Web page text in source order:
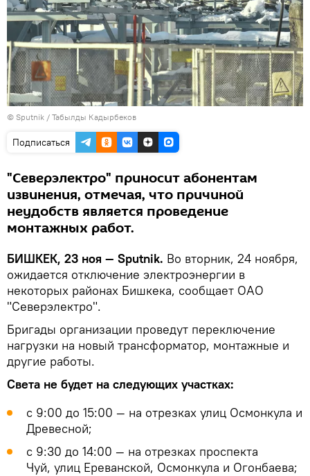
© Sputnik / Табылды Кадырбеков
Подписаться
"Северэлектро" приносит абонентам
извинения, отмечая, что причиной
неудобств является проведение
монтажных работ.
БИШКЕК, 23 ноя — Sputnik. Во вторник, 24 ноября,
ожидается отключение электроэнергии в
некоторых районах Бишкека, сообщает ОАО
"Северэлектро".
Бригады организации проведут переключение
нагрузки на новый трансформатор, монтажные и
другие работы.
Света не будет на следующих участках:
с 9:00 до 15:00 — на отрезках улиц Осмонкула и
Древесной;
с 9:30 до 14:00 — на отрезках проспекта
Чуй, улиц Ереванской, Осмонкула и Огонбаева;